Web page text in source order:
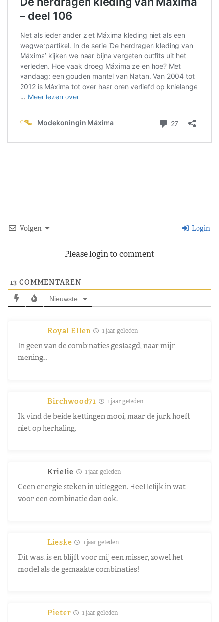
Volgen Login
Please login to comment
13 COMMENTAREN
Nieuwste
Royal Ellen 1 jaar geleden
In geen van de combinaties geslaagd, naar mijn
mening…
Birchwood71 1 jaar geleden
Ik vind de beide kettingen mooi, maar de jurk hoeft
niet op herhaling.
Krielie 1 jaar geleden
Geen energie steken in uitleggen. Heel lelijk in wat
voor een combinatie dan ook.
Lieske 1 jaar geleden
Dit was, is en blijft voor mij een misser, zowel het
model als de gemaakte combinaties!
Pieter 1 jaar geleden